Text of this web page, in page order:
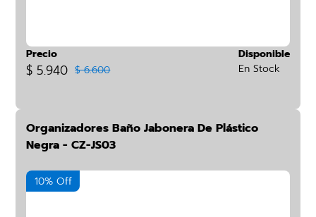
Precio
$ 5.940 $ 6.600
Disponible
En Stock
Organizadores Baño Jabonera De Plástico
Negra - CZ-JS03
10% Off